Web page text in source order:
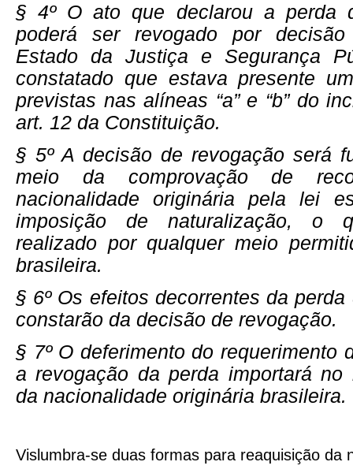
§ 4º O ato que declarou a perda
poderá ser revogado por
Estado da Justiça e Segurança
constatado que estava presente
previstas nasalíneas “a” e “b” do
art. 12 da Constituição.
§ 5º A decisão de revogação será
meio da comprovação de
nacionalidade originária pela lei
imposição de naturalização, o
realizado por qualquer meio
brasileira.
§ 6º Os efeitos decorrentes da
constarão da decisão de revogação.
§ 7º O deferimento do requerimento
a revogação da perda importará no
da nacionalidade originária brasileira.
Vislumbra-se duas formas para reaquisição da